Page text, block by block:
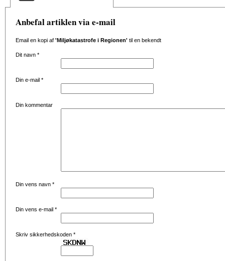
Anbefal artiklen via e-mail
Email en kopi af 'Miljøkatastrofe i Regionen' til en bekendt
Dit navn *
Din e-mail *
Din kommentar
Din vens navn *
Din vens e-mail *
Skriv sikkerhedskoden *